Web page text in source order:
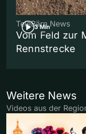
3 Min
TeleBärn News
Vom Feld zur
Rennstrecke
Weitere News
Videos aus der